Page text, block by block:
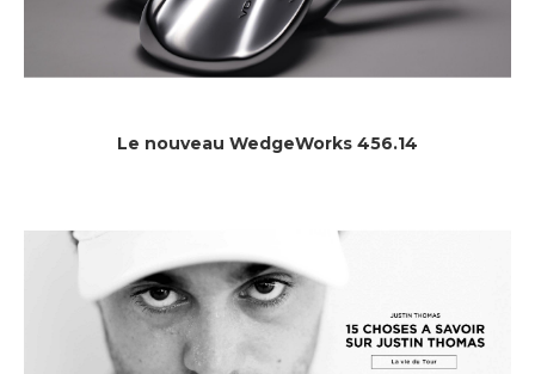
Le nouveau WedgeWorks 456.14